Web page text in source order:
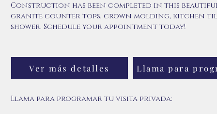
Construction has been completed in this
granite counter tops, crown molding, kitchen
shower. Schedule your appointment today!
Ver más detalles
Llama para programar tu visita privada: